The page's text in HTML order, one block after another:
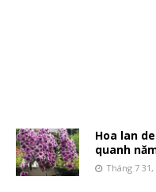
Hoa lan
quanh
Tháng 7 31,